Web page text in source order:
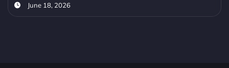
June 18, 2026